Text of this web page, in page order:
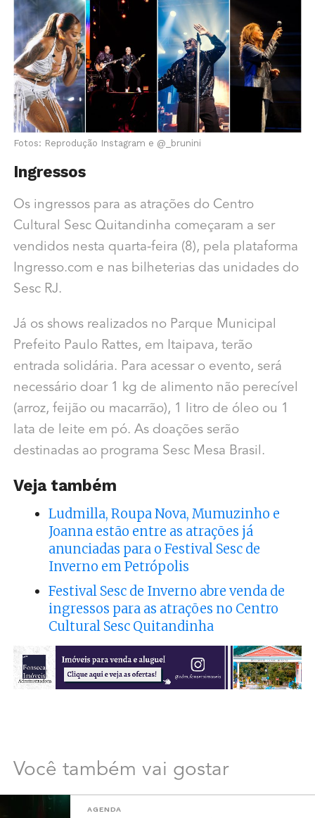
Fotos: Reprodução Instagram e @_brunini
Ingressos
Os ingressos para as atrações do Centro
Cultural Sesc Quitandinha começaram a ser
vendidos nesta quarta-feira (8), pela plataforma
Ingresso.com e nas bilheterias das unidades do
Sesc RJ.
Já os shows realizados no Parque Municipal
Prefeito Paulo Rattes, em Itaipava, terão
entrada solidária. Para acessar o evento, será
necessário doar 1 kg de alimento não perecível
(arroz, feijão ou macarrão), 1 litro de óleo ou 1
lata de leite em pó. As doações serão
destinadas ao programa Sesc Mesa Brasil.
Veja também
Ludmilla, Roupa Nova, Mumuzinho e
Joanna estão entre as atrações já
anunciadas para o Festival Sesc de
Inverno em Petrópolis
Festival Sesc de Inverno abre venda de
ingressos para as atrações no Centro
Cultural Sesc Quitandinha
Você também vai gostar
AGENDA